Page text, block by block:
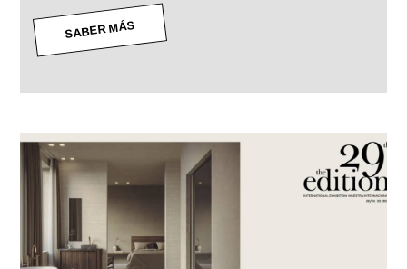
SABER MÁS